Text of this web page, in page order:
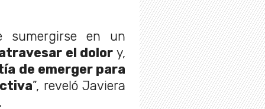
sumergirse en un
el dolor y,
de emerger para
”, reveló Javiera